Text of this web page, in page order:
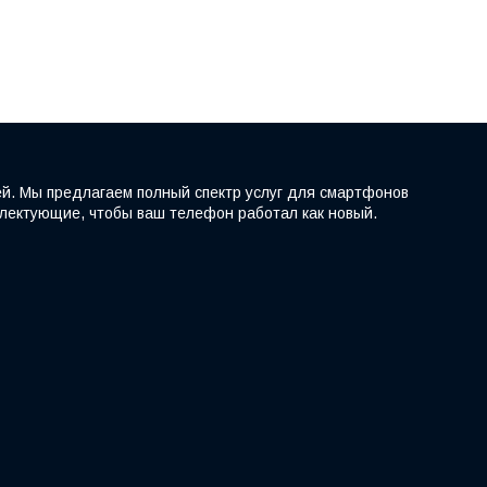
Мы предлагаем полный спектр услуг для смартфонов
чтобы ваш телефон работал как новый.